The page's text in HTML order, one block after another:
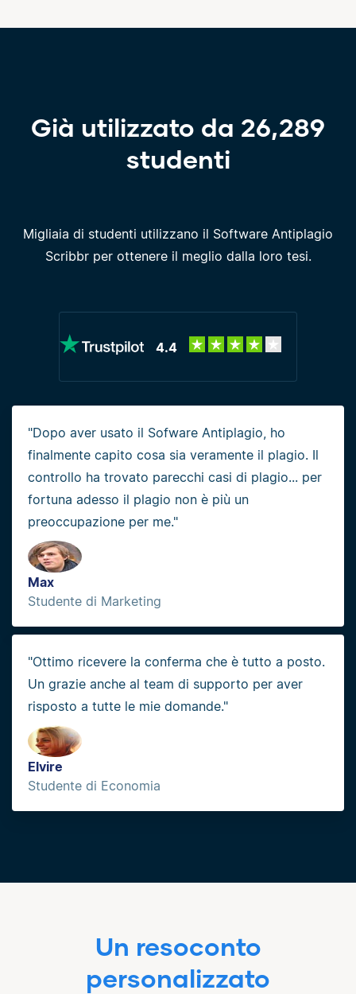
Già utilizzato da 26,289
studenti
Migliaia di studenti utilizzano il Software Antiplagio
Scribbr per ottenere il meglio dalla loro tesi.
4.4
"Dopo aver usato il Sofware Antiplagio, ho
finalmente capito cosa sia veramente il plagio. Il
controllo ha trovato parecchi casi di plagio... per
fortuna adesso il plagio non è più un
preoccupazione per me."
Max
Studente di Marketing
"Ottimo ricevere la conferma che è tutto a posto.
Un grazie anche al team di supporto per aver
risposto a tutte le mie domande."
Elvire
Studente di Economia
Un resoconto
personalizzato